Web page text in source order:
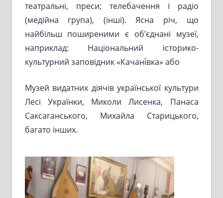
театральні, преси; телебачення і радіо
(медійна група), (інші). Ясна річ, що
найбільш поширеними є об’єднані музеї,
наприклад: Національний історико-
культурний заповідник «Качані́вка» або
Музей видатних діячів української культури
Лесі Українки, Миколи Лисенка, Панаса
Саксаганського, Михайла Старицького,
багато інших.